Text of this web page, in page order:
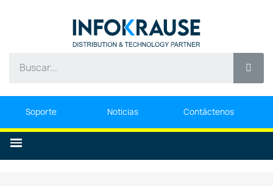
Soporte Noticias Contáctenos